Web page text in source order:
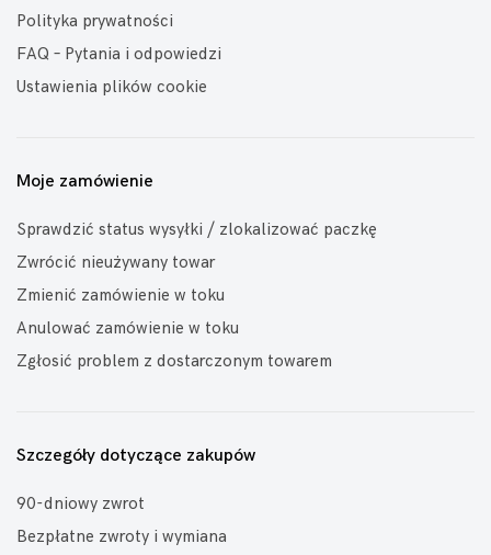
Polityka prywatności
FAQ – Pytania i odpowiedzi
Ustawienia plików cookie
Moje zamówienie
Sprawdzić status wysyłki / zlokalizować paczkę
Zwrócić nieużywany towar
Zmienić zamówienie w toku
Anulować zamówienie w toku
Zgłosić problem z dostarczonym towarem
Szczegóły dotyczące zakupów
90-dniowy zwrot
Bezpłatne zwroty i wymiana